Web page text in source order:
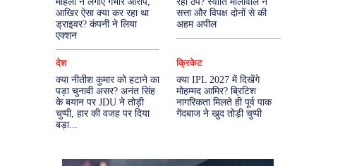
आखिर ऐसा क्या कर रहा था
ड्राइवर? कंपनी ने लिया
एक्शन
सत्ता और विपक्ष दोनों से की
अहम अपील
देश
क्या नीतीश कुमार को हटाने का
पड़ा चुनावी असर? अनंत सिंह
के बयान पर JDU ने तोड़ी
चुप्पी, हार की वजह पर दिया
बड़ा...
क्रिकेट
क्या IPL 2027 में दिखेंगे
मोहम्मद आमिर? ब्रिटिश
नागरिकता मिलते ही पूर्व पाक
गेंदबाज ने खुद तोड़ी चुप्पी